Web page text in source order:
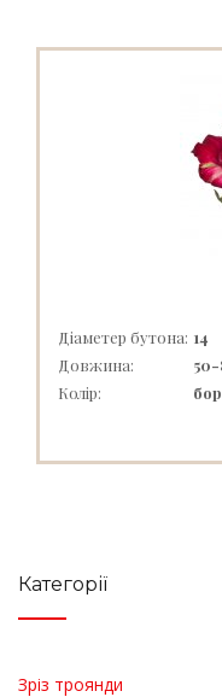
Діаметер бутона: 14
Довжина:
Колір:
Категорії
Зріз троянди